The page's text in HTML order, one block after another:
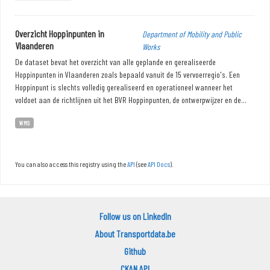
Overzicht Hoppinpunten in
Vlaanderen
Department of Mobility and Public
Works
De dataset bevat het overzicht van alle geplande en gerealiseerde
Hoppinpunten in Vlaanderen zoals bepaald vanuit de 15 vervoerregio's. Een
Hoppinpunt is slechts volledig gerealiseerd en operationeel wanneer het
voldoet aan de richtlijnen uit het BVR Hoppinpunten, de ontwerpwijzer en de...
WMS
You can also access this registry using theAPI (seeAPI Docs).
Follow us on LinkedIn
About Transportdata.be
Github